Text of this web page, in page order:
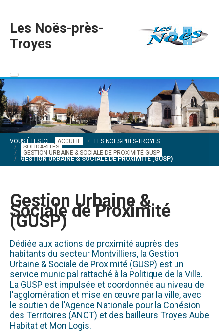
Les Noës-près-
Troyes
VOUS ÊTES ICI : ACCUEIL
LES NOËS-PRÈS-TROYES
SOLIDARITÉS
GESTION URBAINE & SOCIALE DE PROXIMITÉ GUSP
GESTION URBAINE & SOCIALE DE PROXIMITÉ (GUSP)
Gestion Urbaine &
Sociale de Proximité
(GUSP)
Dédiée aux actions de proximité auprès des
habitants du secteur Montvilliers, la Gestion
Urbaine & Sociale de Proximité (GUSP) est un
service municipal rattaché à la Politique de la Ville.
La GUSP est impulsée et coordonnée au niveau de
l'agglomération et mise en œuvre par la ville, avec
le soutien de l'Agence Nationale pour la Cohésion
des Territoires (ANCT) et des bailleurs Troyes Aube
Habitat et Mon Logis.